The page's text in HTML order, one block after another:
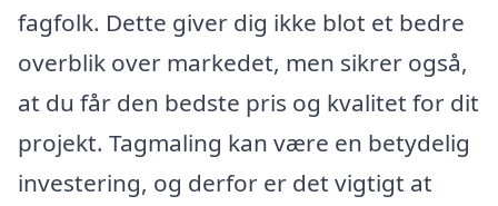
fagfolk. Dette giver dig ikke blot et bedre
overblik over markedet, men sikrer også,
at du får den bedste pris og kvalitet for dit
projekt. Tagmaling kan være en betydelig
investering, og derfor er det vigtigt at